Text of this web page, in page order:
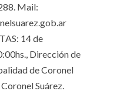
Mail:
14 de
Dirección de
de Coronel
Suárez.